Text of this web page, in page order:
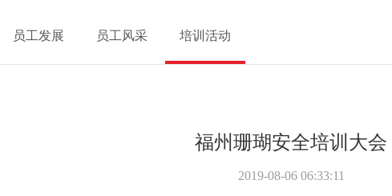
员工发展 员工风采 培训活动
福州珊瑚安全培训大会
2019-08-06 06:33:11